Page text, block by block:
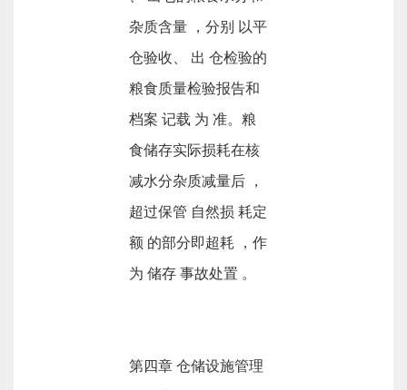
杂质含量 ，分别 以平
仓验收、 出 仓检验的
粮食质量检验报告和
档案 记载 为 准。粮
食储存实际损耗在核
减水分杂质减量后 ，
超过保管 自然损 耗定
额 的部分即超耗 ，作
为 储存 事故处置 。
第四章 仓储设施管理